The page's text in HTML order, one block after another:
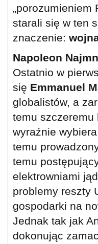
„porozumieniem
starali się w ten
znaczenie:
Napoleon
Ostatnio w
się Emmanuel
globalistów, a
temu szczeremu
wyraźnie
temu
temu
elektrowniami
problemy reszty
gospodarki na
Jednak tak jak
dokonując